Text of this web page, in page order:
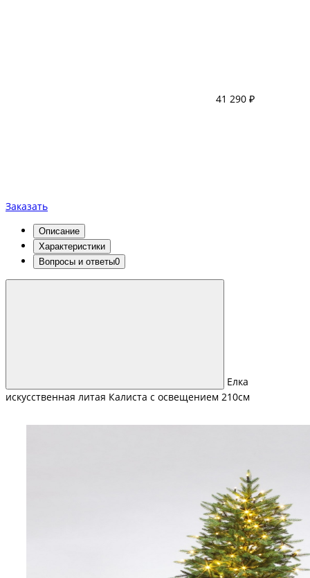
41 290 ₽
Заказать
Описание
Характеристики
Вопросы и ответы0
Елка
искусственная литая Калиста с освещением 210см